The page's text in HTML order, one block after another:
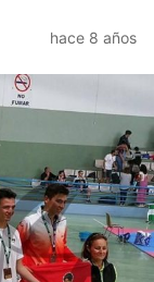
hace 8 años